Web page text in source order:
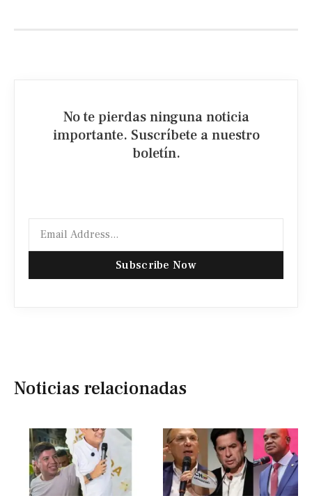
No te pierdas ninguna noticia
importante. Suscríbete a nuestro
boletín.
Subscribe Now
Noticias relacionadas